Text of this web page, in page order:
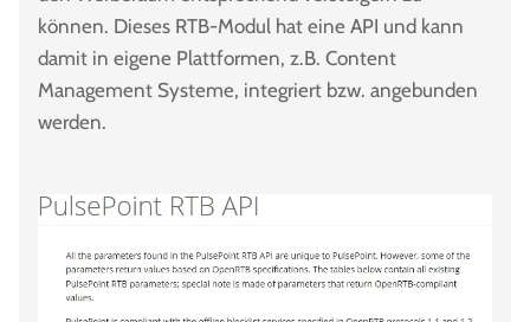
können. Dieses RTB-Modul hat eine API und kann
damit in eigene Plattformen, z.B. Content
Management Systeme, integriert bzw. angebunden
werden.